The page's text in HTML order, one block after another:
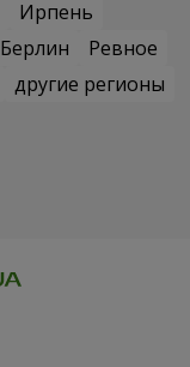
Ирпень
Берлин
Ревное
другие регионы